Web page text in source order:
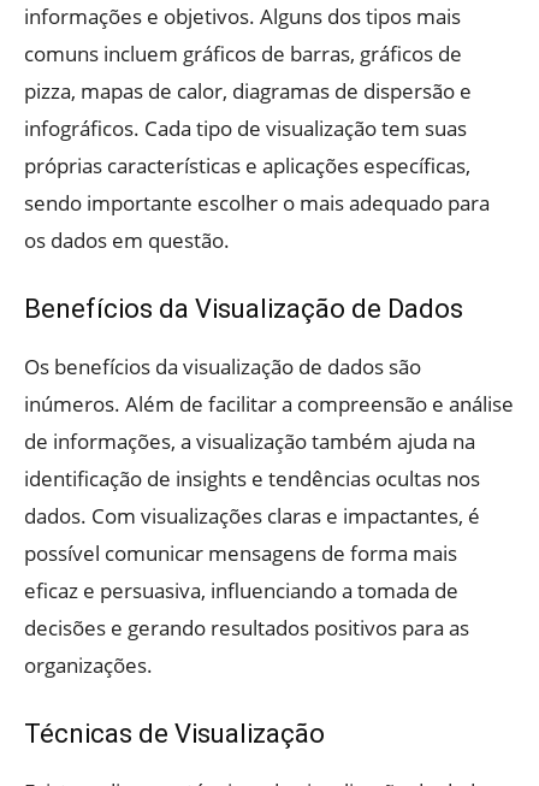
informações e objetivos. Alguns dos tipos mais
comuns incluem gráficos de barras, gráficos de
pizza, mapas de calor, diagramas de dispersão e
infográficos. Cada tipo de visualização tem suas
próprias características e aplicações específicas,
sendo importante escolher o mais adequado para
os dados em questão.
Benefícios da Visualização de Dados
Os benefícios da visualização de dados são
inúmeros. Além de facilitar a compreensão e análise
de informações, a visualização também ajuda na
identificação de insights e tendências ocultas nos
dados. Com visualizações claras e impactantes, é
possível comunicar mensagens de forma mais
eficaz e persuasiva, influenciando a tomada de
decisões e gerando resultados positivos para as
organizações.
Técnicas de Visualização